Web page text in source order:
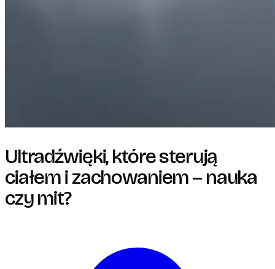
Ultradźwięki, które sterują
ciałem i zachowaniem – nauka
czy mit?